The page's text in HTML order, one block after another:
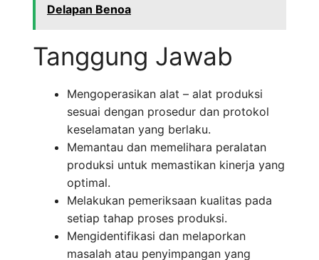
Delapan Benoa
Tanggung Jawab
Mengoperasikan alat – alat produksi
sesuai dengan prosedur dan protokol
keselamatan yang berlaku.
Memantau dan memelihara peralatan
produksi untuk memastikan kinerja yang
optimal.
Melakukan pemeriksaan kualitas pada
setiap tahap proses produksi.
Mengidentifikasi dan melaporkan
masalah atau penyimpangan yang